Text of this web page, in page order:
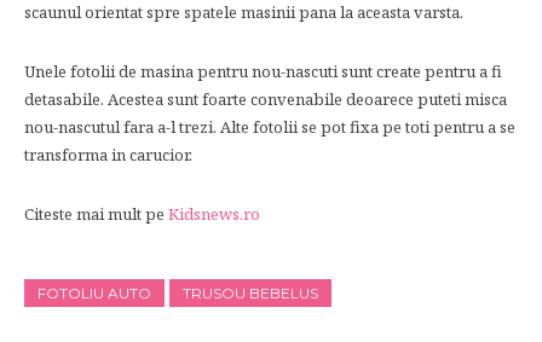
scaunul orientat spre spatele masinii pana la aceasta varsta.
Unele fotolii de masina pentru nou-nascuti sunt create pentru a fi
detasabile. Acestea sunt foarte convenabile deoarece puteti misca
nou-nascutul fara a-l trezi. Alte fotolii se pot fixa pe toti pentru a se
transforma in carucior.
Citeste mai mult pe Kidsnews.ro
FOTOLIU AUTO TRUSOU BEBELUS